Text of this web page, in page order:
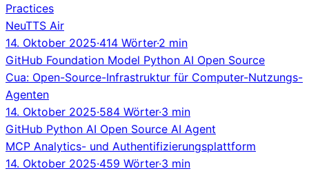
Practices
NeuTTS Air
14. Oktober 2025·414 Wörter·2 min
GitHub Foundation Model Python AI Open Source
Cua: Open-Source-Infrastruktur für Computer-Nutzungs-
Agenten
14. Oktober 2025·584 Wörter·3 min
GitHub Python AI Open Source AI Agent
MCP Analytics- und Authentifizierungsplattform
14. Oktober 2025·459 Wörter·3 min